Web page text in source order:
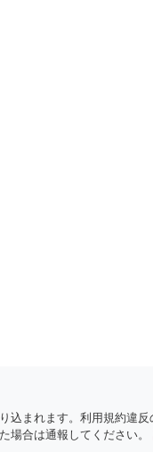
込まれます。利用規約違反
場合は通報してください。